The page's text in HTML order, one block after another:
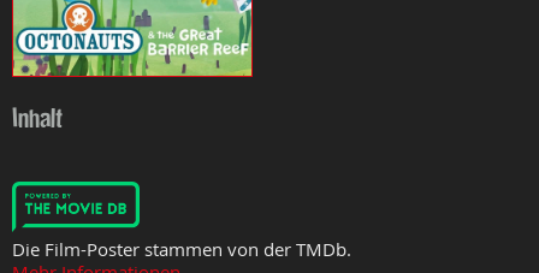
Inhalt
Die Film-Poster stammen von der TMDb.